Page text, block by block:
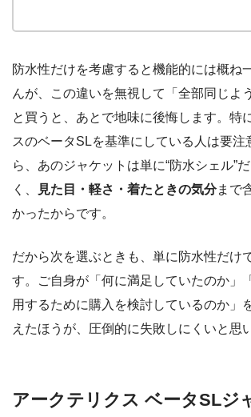
防水性だけを考慮すると機能的には概ね
んが、この違いを無視して「全部同じよ
と買うと、あとで地味に後悔します。特
スのベータSLを基準にしている人は要注
ら、あのジャケットは単に“防水シェル”
く、
見た目・軽さ・着たときの気分まで
かったからです。
だから次を選ぶときも、単に防水性だけ
す。ご自身が「何に満足していたのか」
用するために購入を検討しているのか」
えたほうが、圧倒的に失敗しにくいと思
アークテリクス ベータSLジ